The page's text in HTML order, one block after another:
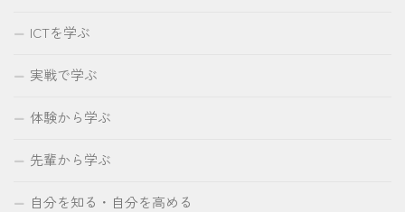
ICTを学ぶ
実戦で学ぶ
体験から学ぶ
先輩から学ぶ
自分を知る・自分を高める